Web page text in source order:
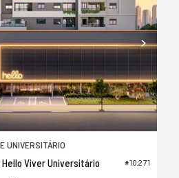
#10.271
UNIVERSITÁRIO
Viver Universitário